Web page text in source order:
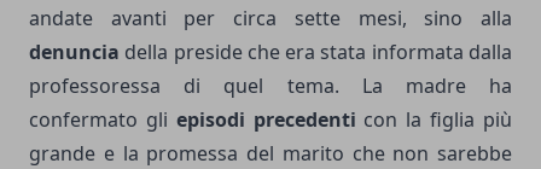
andate avanti per circa sette mesi, sino alla
denuncia della preside che era stata informata dalla
professoressa di quel tema. La madre ha
confermato gli episodi precedenti con la figlia più
grande e la promessa del marito che non sarebbe